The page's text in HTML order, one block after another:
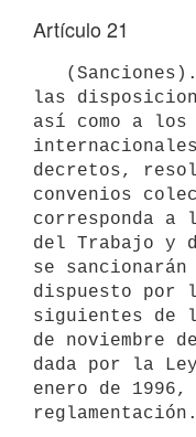
Artículo 21
las
así como a los
decretos,
convenios
corresponda a
del Trabajo y
se
dispuesto por
siguientes de
de noviembre
dada por la
enero de